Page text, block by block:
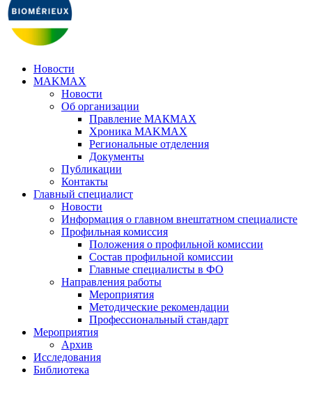
Новости
MAKMAX
Новости
Об организации
Правление МАКМАХ
Хроника MAKMAX
Региональные отделения
Документы
Публикации
Контакты
Главный специалист
Новости
Информация о главном внештатном специалисте
Профильная комиссия
Положения о профильной комиссии
Состав профильной комиссии
Главные специалисты в ФО
Направления работы
Мероприятия
Методические рекомендации
Профессиональный стандарт
Мероприятия
Архив
Исследования
Библиотека